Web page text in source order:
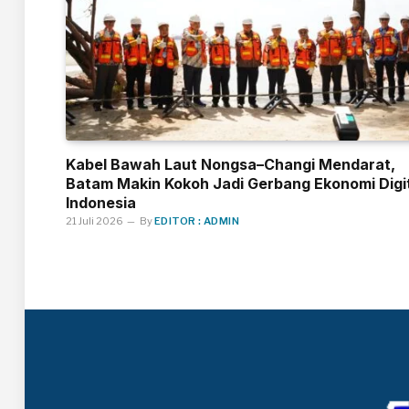
Kabel Bawah Laut Nongsa–Changi Mendarat,
Batam Makin Kokoh Jadi Gerbang Ekonomi
Indonesia
21 Juli 2026 ByEDITOR : ADMIN